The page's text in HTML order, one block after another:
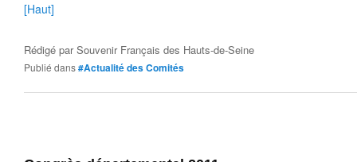
[Haut]
Rédigé parSouvenir Français des Hauts-de-Seine
Publié dans#Actualité des Comités